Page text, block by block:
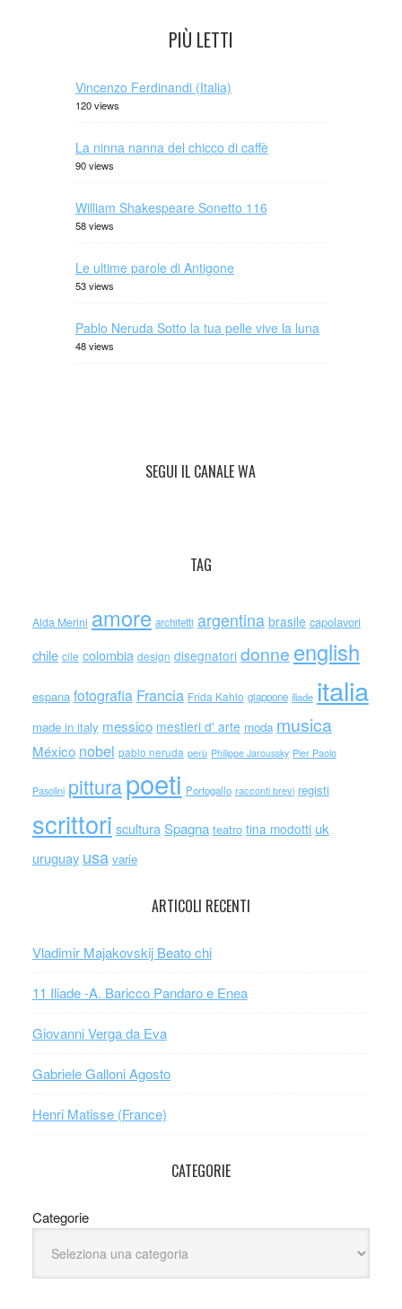
PIÙ LETTI
Vincenzo Ferdinandi (Italia)
120 views
La ninna nanna del chicco di caffè
90 views
William Shakespeare Sonetto 116
58 views
Le ultime parole di Antigone
53 views
Pablo Neruda Sotto la tua pelle vive la luna
48 views
SEGUI IL CANALE WA
TAG
Alda Merini amore architetti argentina brasile capolavori
chile cile colombia design disegnatori donne english
espana fotografia Francia Frida Kahlo giappone iliade italia
made in italy messico mestieri d' arte moda musica
México nobel pablo neruda perù Philippe Jaroussky Pier Paolo
Pasolini pitturapoeti Portogallo racconti brevi registi
scrittori scultura Spagna teatro tina modotti uk
uruguay usa varie
ARTICOLI RECENTI
Vladimir Majakovskij Beato chi
11 Iliade -A. Baricco Pandaro e Enea
Giovanni Verga da Eva
Gabriele Galloni Agosto
Henri Matisse (France)
CATEGORIE
Categorie